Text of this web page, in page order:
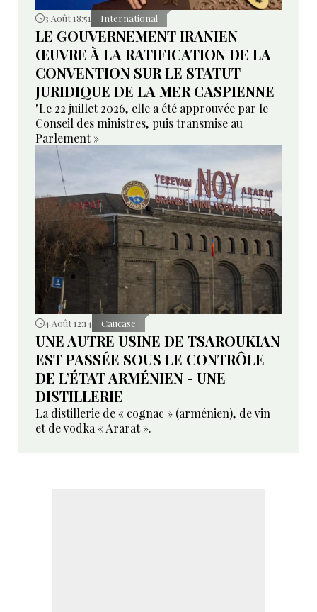
3 Août 18:51 International
LE GOUVERNEMENT IRANIEN
ŒUVRE À LA RATIFICATION DE LA
CONVENTION SUR LE STATUT
JURIDIQUE DE LA MER CASPIENNE
"Le 22 juillet 2026, elle a été approuvée par le
Conseil des ministres, puis transmise au
Parlement »
4 Août 12:14 Caucase
UNE AUTRE USINE DE TSAROUKIAN
EST PASSÉE SOUS LE CONTRÔLE
DE L’ÉTAT ARMÉNIEN - UNE
DISTILLERIE
La distillerie de « cognac » (arménien), de vin
et de vodka « Ararat ».